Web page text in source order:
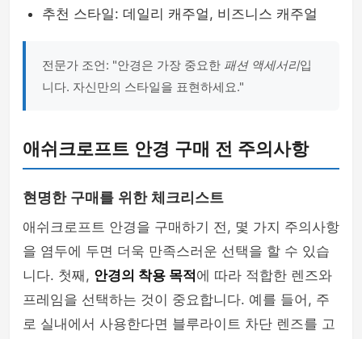
추천 스타일: 데일리 캐주얼, 비즈니스 캐주얼
전문가 조언: "안경은 가장 중요한 패션 액세서리입
니다. 자신만의 스타일을 표현하세요."
애쉬크로프트 안경 구매 전 주의사항
현명한 구매를 위한 체크리스트
애쉬크로프트 안경을 구매하기 전, 몇 가지 주의사항
을 염두에 두면 더욱 만족스러운 선택을 할 수 있습
니다. 첫째, 안경의 착용 목적에 따라 적합한 렌즈와
프레임을 선택하는 것이 중요합니다. 예를 들어, 주
로 실내에서 사용한다면 블루라이트 차단 렌즈를 고